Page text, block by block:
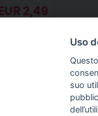
EUR 2,49
Uso
suo